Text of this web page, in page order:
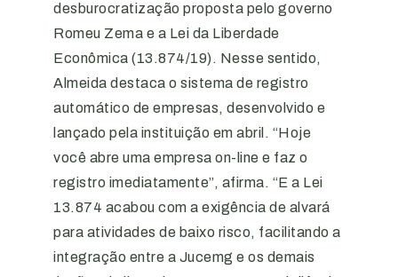
desburocratização proposta pelo governo
Romeu Zema e a Lei da Liberdade
Econômica (13.874/19). Nesse sentido,
Almeida destaca o sistema de registro
automático de empresas, desenvolvido e
lançado pela instituição em abril. “Hoje
você abre uma empresa on-line e faz o
registro imediatamente”, afirma. “E a Lei
13.874 acabou com a exigência de alvará
para atividades de baixo risco, facilitando a
integração entre a Jucemg e os demais